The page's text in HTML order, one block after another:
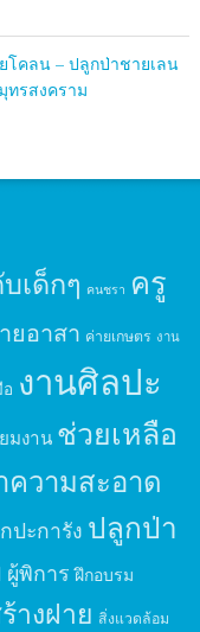
โคลน – ปลูกป่าชายเลน
ทรสงคราม
เด็กๆ คนชรา ครู
ยอาสา ค่ายเกษตร งาน
งานศิลปะ
มงาน ช่วยเหลือ
ความสะอาด
ปะการัง ปลูกป่า
ผู้พิการ ฝึกอบรม
างฝาย สิ่งแวดล้อม